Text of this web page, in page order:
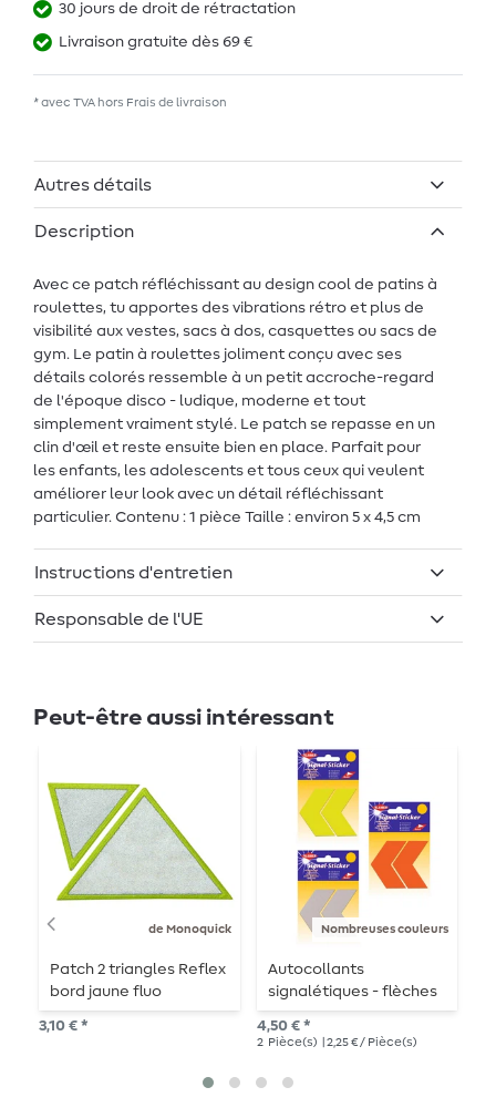
30 jours de droit de rétractation
Livraison gratuite dès 69 €
* avec TVA hors Frais de livraison
Autres détails
Description
Avec ce patch réfléchissant au design cool de patins à
roulettes, tu apportes des vibrations rétro et plus de
visibilité aux vestes, sacs à dos, casquettes ou sacs de
gym. Le patin à roulettes joliment conçu avec ses
détails colorés ressemble à un petit accroche-regard
de l'époque disco - ludique, moderne et tout
simplement vraiment stylé. Le patch se repasse en un
clin d'œil et reste ensuite bien en place. Parfait pour
les enfants, les adolescents et tous ceux qui veulent
améliorer leur look avec un détail réfléchissant
particulier. Contenu : 1 pièce Taille : environ 5 x 4,5 cm
Instructions d'entretien
Responsable de l'UE
Peut-être aussi intéressant
de Monoquick
Patch 2 triangles Reflex
bord jaune fluo
3,10 € *
Nombreuses couleurs
Autocollants
signalétiques - flèches
5,3 cm x 7,0 cm -
autocollants
4,50 € *
2 Pièce(s) | 2,25 € / Pièce(s)